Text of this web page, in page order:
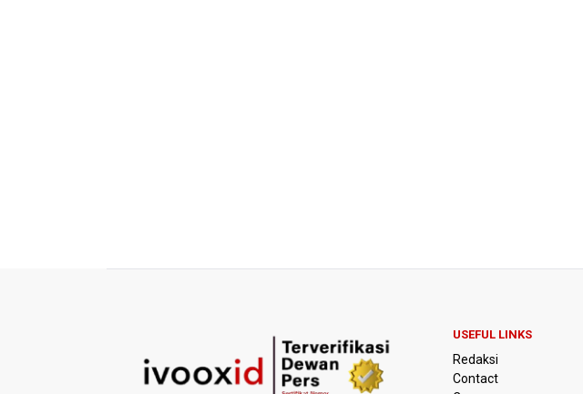
USEFUL LINKS
Redaksi
Contact